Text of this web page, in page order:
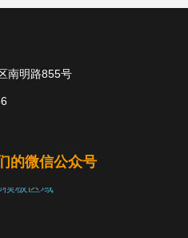
南明路855号
的微信公众号